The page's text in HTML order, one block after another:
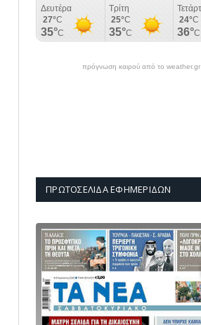
πρόγνωση καιρού από το weather.gr
ΠΡΩΤΟΣΈΛΙΔΑ ΕΦΗΜΕΡΊΔΩΝ